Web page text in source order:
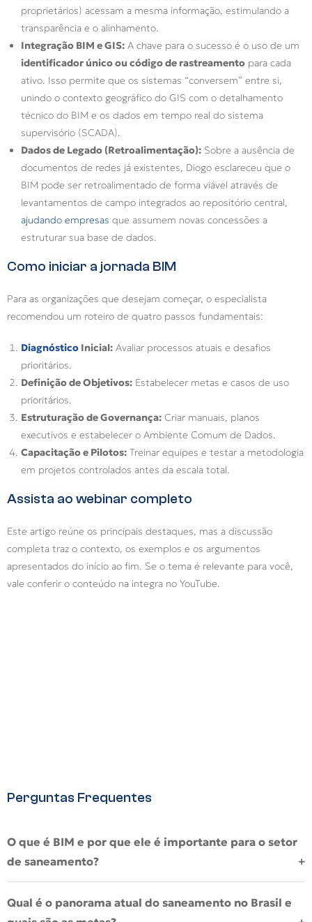
proprietários) acessam a mesma informação, estimulando a
transparência e o alinhamento.
Integração BIM e GIS: A chave para o sucesso é o uso de um
identificador único ou código de rastreamento para cada
ativo. Isso permite que os sistemas “conversem” entre si,
unindo o contexto geográfico do GIS com o detalhamento
técnico do BIM e os dados em tempo real do sistema
supervisório (SCADA).
Dados de Legado (Retroalimentação): Sobre a ausência de
documentos de redes já existentes, Diogo esclareceu que o
BIM pode ser retroalimentado de forma viável através de
levantamentos de campo integrados ao repositório central,
ajudando empresas que assumem novas concessões a
estruturar sua base de dados.
Como iniciar a jornada BIM
Para as organizações que desejam começar, o especialista
recomendou um roteiro de quatro passos fundamentais:
Diagnóstico Inicial: Avaliar processos atuais e desafios
prioritários.
Definição de Objetivos: Estabelecer metas e casos de uso
prioritários.
Estruturação de Governança: Criar manuais, planos
executivos e estabelecer o Ambiente Comum de Dados.
Capacitação e Pilotos: Treinar equipes e testar a metodologia
em projetos controlados antes da escala total.
Assista ao webinar completo
Este artigo reúne os principais destaques, mas a discussão
completa traz o contexto, os exemplos e os argumentos
apresentados do início ao fim. Se o tema é relevante para você,
vale conferir o conteúdo na integra no YouTube.
Perguntas Frequentes
O que é BIM e por que ele é importante para o setor
de saneamento?
baseada em modelos digitais inteligentes que reúnem dados
Qual é o panorama atual do saneamento no Brasil e